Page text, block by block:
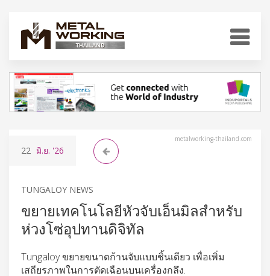
metalworking-thailand.com
22 มิ.ย. '26
TUNGALOY NEWS
ขยายเทคโนโลยีหัวจับเอ็นมิลสำหรับ
ห่วงโซ่อุปทานดิจิทัล
Tungaloy ขยายขนาดก้านจับแบบชิ้นเดียว เพื่อเพิ่ม
เสถียรภาพในการตัดเฉือนบนเครื่องกลึง.